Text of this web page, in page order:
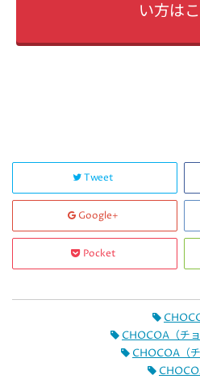
い方は
Tweet
Google+
Pocket
CHOCOA（チ
CHOCOA（